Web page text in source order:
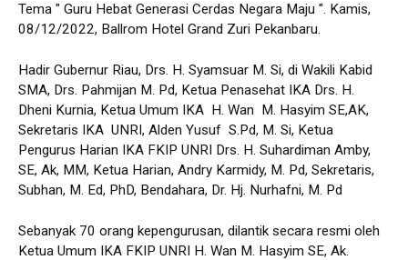
Tema " Guru Hebat Generasi Cerdas Negara Maju ". Kamis,
08/12/2022, Ballrom Hotel Grand Zuri Pekanbaru.
Hadir Gubernur Riau, Drs. H. Syamsuar M. Si, di Wakili Kabid
SMA, Drs. Pahmijan M. Pd, Ketua Penasehat IKA Drs. H.
Dheni Kurnia, Ketua Umum IKA H. Wan M. Hasyim SE,AK,
Sekretaris IKA UNRI, Alden Yusuf S.Pd, M. Si, Ketua
Pengurus Harian IKA FKIP UNRI Drs. H. Suhardiman Amby,
SE, Ak, MM, Ketua Harian, Andry Karmidy, M. Pd, Sekretaris,
Subhan, M. Ed, PhD, Bendahara, Dr. Hj. Nurhafni, M. Pd
Sebanyak 70 orang kepengurusan, dilantik secara resmi oleh
Ketua Umum IKA FKIP UNRI H. Wan M. Hasyim SE, Ak.